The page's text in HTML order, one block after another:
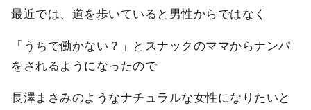
最近では、道を歩いていると男性からではなく
「うちで働かない？」とスナックのママからナンパ
をされるようになったので
長澤まさみのようなナチュラルな女性になりたいと